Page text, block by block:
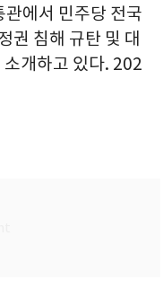
에서 민주당 전국
권 침해 규탄 및 대
개하고 있다. 202